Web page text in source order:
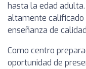
hasta la edad
altamente calificado
enseñanza de
Como centro
oportunidad de